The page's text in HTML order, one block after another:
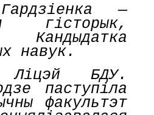
—
гісторык,
Кандыдатка
навук.
Ліцэй БДУ.
паступіла
факультэт